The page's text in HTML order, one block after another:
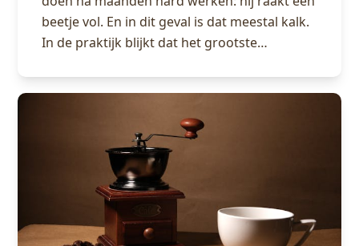
beetje vol. En in dit geval is dat meestal kalk.
In de praktijk blijkt dat het grootste…